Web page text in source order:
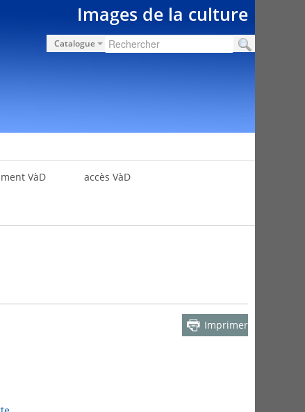
Images de la culture
Catalogue
VàD accès VàD
Imprimer